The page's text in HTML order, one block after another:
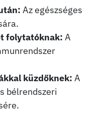
Az egészséges
folytatóknak: A
küzdőknek: A
bélrendszeri